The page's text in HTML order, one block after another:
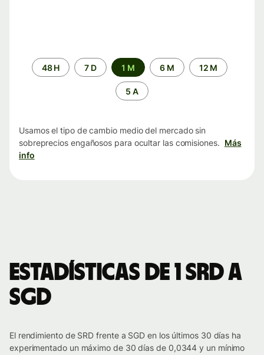
Periodo48 H 7 D 1 M 6 M 12 M
5 A
Usamos el tipo de cambio medio del mercado sin
sobreprecios engañosos para ocultar las comisiones. Más
info
Estadísticas de 1 SRD a
SGD
El rendimiento de SRD frente a SGD en los últimos 30 días ha
experimentado un máximo de 30 días de 0,0344 y un mínimo